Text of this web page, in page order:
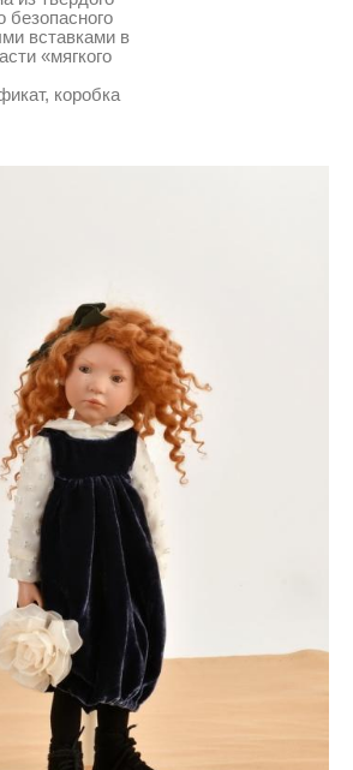
безопасного
вставками в
«мягкого
коробка